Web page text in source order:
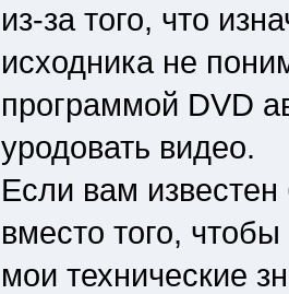
из-за того, что
исходника не
программой DVD
уродовать видео.
Если вам
вместо того,
мои технические